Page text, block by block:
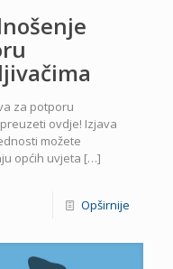
za potporu
ovdje! Izjava
možete
općih uvjeta […]
Opširnije